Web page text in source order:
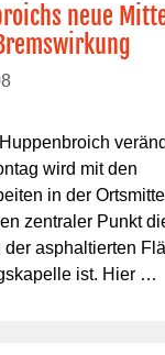
neue
wird mit den
in der Ortsmitte
zentraler Punkt
der asphaltierten
ist. Hier …